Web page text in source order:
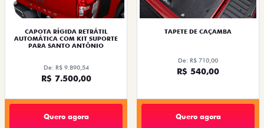
CAPOTA RÍGIDA RETRÁTIL
AUTOMÁTICA COM KIT SUPORTE
PARA SANTO ANTÔNIO
De: R$ 9.890,54
R$ 7.500,00
Quero agora
TAPETE DE CAÇAMBA
De: R$ 710,00
R$ 540,00
Quero agora